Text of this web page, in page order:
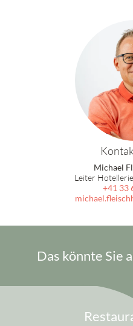
Michael
Leiter
+41 33
Das könnte Sie